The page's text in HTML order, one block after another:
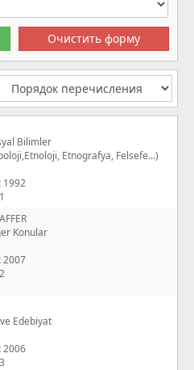
Bilimler
Etnografya, Felsefe...)
1992
1
Konular
2007
2
Edebiyat
2006
3